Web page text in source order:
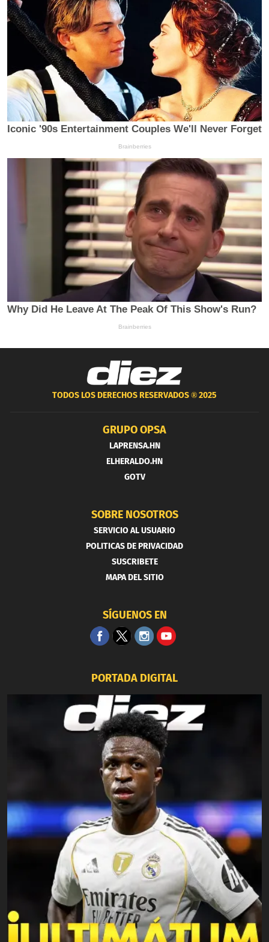
TODOS LOS DERECHOS RESERVADOS ®2025
GRUPO OPSA
LAPRENSA.HN
ELHERALDO.HN
GOTV
SOBRE NOSOTROS
SERVICIO AL USUARIO
POLITICAS DE PRIVACIDAD
SUSCRIBETE
MAPA DEL SITIO
SÍGUENOS EN
PORTADA DIGITAL